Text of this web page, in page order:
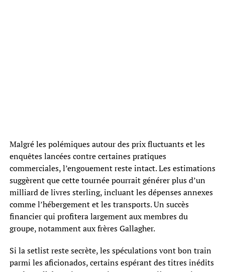
Malgré les polémiques autour des prix fluctuants et les
enquêtes lancées contre certaines pratiques
commerciales, l’engouement reste intact. Les estimations
suggèrent que cette tournée pourrait générer plus d’un
milliard de livres sterling, incluant les dépenses annexes
comme l’hébergement et les transports. Un succès
financier qui profitera largement aux membres du
groupe, notamment aux frères Gallagher.
Si la setlist reste secrète, les spéculations vont bon train
parmi les aficionados, certains espérant des titres inédits